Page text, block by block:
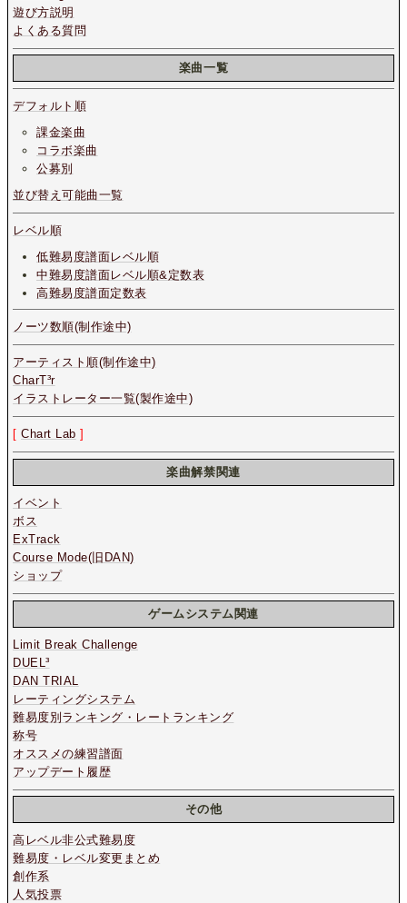
遊び方説明
よくある質問
楽曲一覧
デフォルト順
課金楽曲
コラボ楽曲
公募別
並び替え可能曲一覧
レベル順
低難易度譜面レベル順
中難易度譜面レベル順&定数表
高難易度譜面定数表
ノーツ数順(制作途中)
アーティスト順(制作途中)
CharT³r
イラストレーター一覧(製作途中)
[Chart Lab ]
楽曲解禁関連
イベント
ボス
ExTrack
Course Mode(旧DAN)
ショップ
ゲームシステム関連
Limit Break Challenge
DUEL³
DAN TRIAL
レーティングシステム
難易度別ランキング・レートランキング
称号
オススメの練習譜面
アップデート履歴
その他
高レベル非公式難易度
難易度・レベル変更まとめ
創作系
人気投票